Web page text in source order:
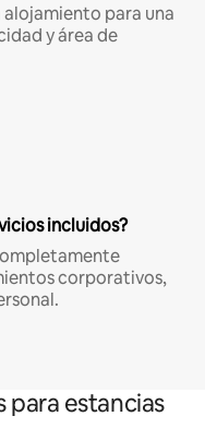
alojamiento para una
y área de
incluidos?
corporativos,
estancias